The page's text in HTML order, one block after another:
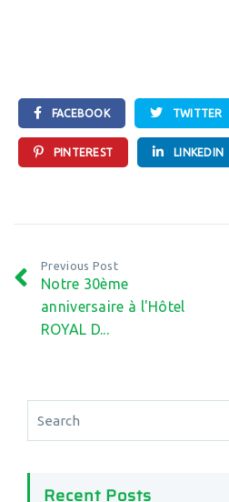
FACEBOOK TWITTER
PINTEREST LINKEDIN
Previous Post
Notre 30ème
anniversaire à l'Hôtel
ROYAL D...
Recent Posts